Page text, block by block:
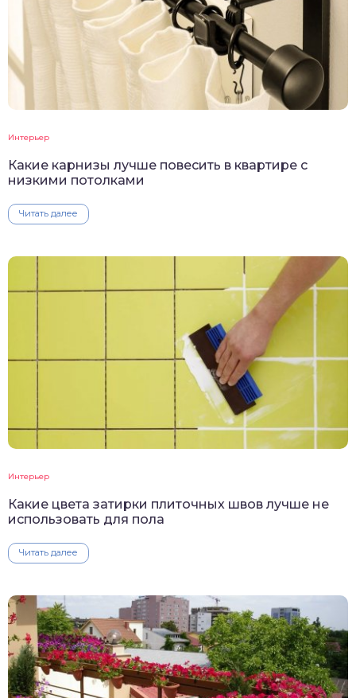
Интерьер
Какие карнизы лучше повесить в квартире с
низкими потолками
Читать далее
Интерьер
Какие цвета затирки плиточных швов лучше не
использовать для пола
Читать далее